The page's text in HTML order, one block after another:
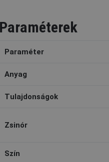
Paraméterek
Paraméter
Anyag
Tulajdonságok
Zsinór
Szín